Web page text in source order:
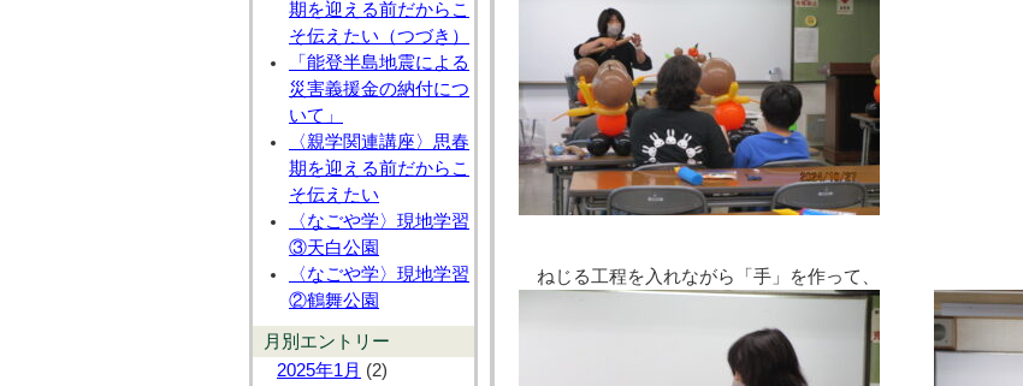
期を迎える前だからこ
そ伝えたい（つづき）
「能登半島地震による
災害義援金の納付につ
いて」
〈親学関連講座〉思春
期を迎える前だからこ
そ伝えたい
〈なごや学〉現地学習
③天白公園
〈なごや学〉現地学習
②鶴舞公園
月別エントリー
2025年1月 (2)
ねじる工程を入れながら「手」を作って、